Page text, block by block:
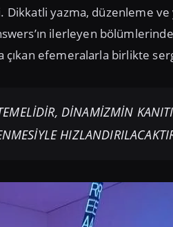
yazma, düzenleme
ilerleyen
çıkan efemeralarla birlikte
DİNAMİZMİN